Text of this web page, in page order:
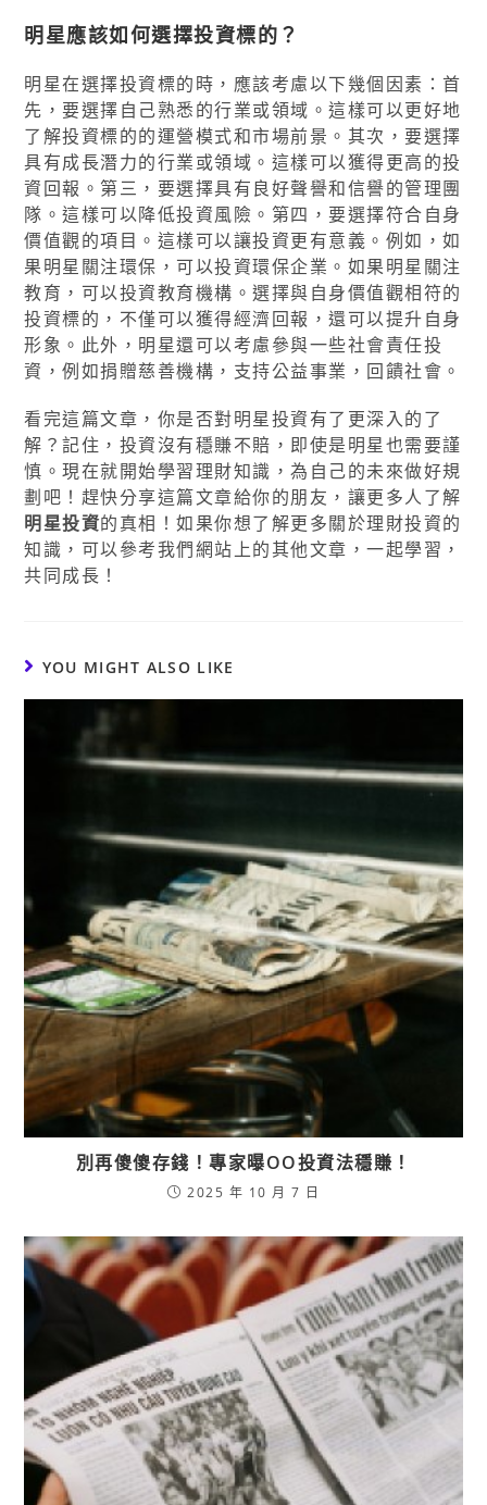
明星應該如何選擇投資標的？
明星在選擇投資標的時，應該考慮以下幾個因素：首
先，要選擇自己熟悉的行業或領域。這樣可以更好地
了解投資標的的運營模式和市場前景。其次，要選擇
具有成長潛力的行業或領域。這樣可以獲得更高的投
資回報。第三，要選擇具有良好聲譽和信譽的管理團
隊。這樣可以降低投資風險。第四，要選擇符合自身
價值觀的項目。這樣可以讓投資更有意義。例如，如
果明星關注環保，可以投資環保企業。如果明星關注
教育，可以投資教育機構。選擇與自身價值觀相符的
投資標的，不僅可以獲得經濟回報，還可以提升自身
形象。此外，明星還可以考慮參與一些社會責任投
資，例如捐贈慈善機構，支持公益事業，回饋社會。
看完這篇文章，你是否對明星投資有了更深入的了
解？記住，投資沒有穩賺不賠，即使是明星也需要謹
慎。現在就開始學習理財知識，為自己的未來做好規
劃吧！趕快分享這篇文章給你的朋友，讓更多人了解
明星投資的真相！如果你想了解更多關於理財投資的
知識，可以參考我們網站上的其他文章，一起學習，
共同成長！
YOU MIGHT ALSO LIKE
別再傻傻存錢！專家曝OO投資法穩賺！
2025 年 10 月 7 日